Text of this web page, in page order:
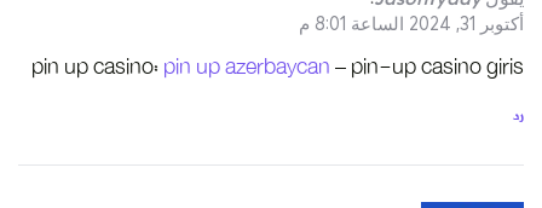
pin up